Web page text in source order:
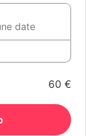
60 €